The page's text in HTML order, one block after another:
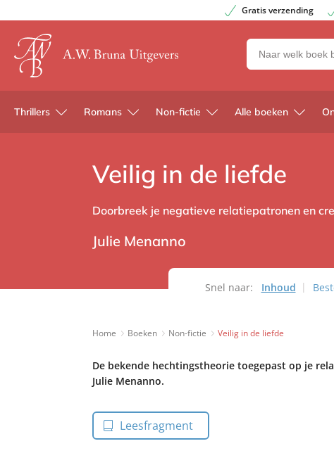
Gratis verzending
Zoeken
naar
en
uitgevers
Thrillers Romans Non-fictie Alle boeken
Veilig in de liefde
Doorbreek je negatieve relatiepatronen en
Julie Menanno
Snel naar: Inhoud
Home Boeken Non-fictie Veilig in de liefde
De bekende hechtingstheorie toegepast op je
Julie Menanno.
Leesfragment